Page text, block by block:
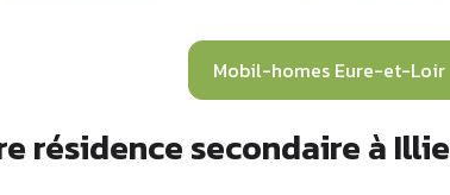
Mobil-homes Eure-et-Loir
résidence secondaire à